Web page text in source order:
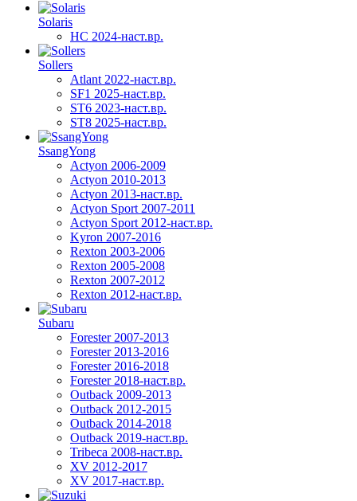
Solaris
HC 2024-наст.вр.
Sollers
Atlant 2022-наст.вр.
SF1 2025-наст.вр.
ST6 2023-наст.вр.
ST8 2025-наст.вр.
SsangYong
Actyon 2006-2009
Actyon 2010-2013
Actyon 2013-наст.вр.
Actyon Sport 2007-2011
Actyon Sport 2012-наст.вр.
Kyron 2007-2016
Rexton 2003-2006
Rexton 2005-2008
Rexton 2007-2012
Rexton 2012-наст.вр.
Subaru
Forester 2007-2013
Forester 2013-2016
Forester 2016-2018
Forester 2018-наст.вр.
Outback 2009-2013
Outback 2012-2015
Outback 2014-2018
Outback 2019-наст.вр.
Tribeca 2008-наст.вр.
XV 2012-2017
XV 2017-наст.вр.